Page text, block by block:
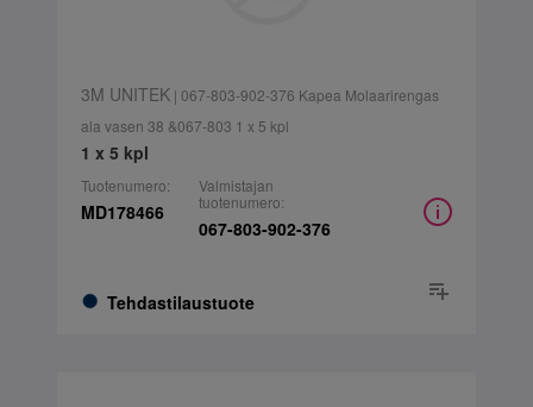
3M UNITEK| 067-803-902-376 Kapea Molaarirengas
ala vasen 38 &067-803 1 x 5 kpl
1 x 5 kpl
Tuotenumero:
MD178466
Tehdastilaustuote
Valmistajan
tuotenumero:
067-803-902-376